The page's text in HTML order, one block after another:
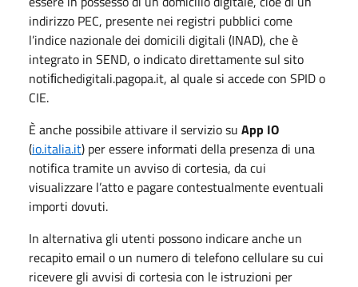
indirizzo PEC, presente nei registri pubblici come
l’indice nazionale dei domicili digitali (INAD), che è
integrato in SEND, o indicato direttamente sul sito
notiﬁchedigitali.pagopa.it, al quale si accede con SPID o
CIE.
È anche possibile attivare il servizio su App IO
(io.italia.it) per essere informati della presenza di una
notifica tramite un avviso di cortesia, da cui
visualizzare l’atto e pagare contestualmente eventuali
importi dovuti.
In alternativa gli utenti possono indicare anche un
recapito email o un numero di telefono cellulare su cui
ricevere gli avvisi di cortesia con le istruzioni per